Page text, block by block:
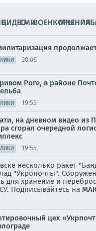
ВИДЕОСМИВОЕНКОРЫМНЕНИЯ
20:06
Роге, в районе
19:55
на дневном видео из
сгорал очередной
19:55
несколько ракет
"Укропочты".
для хранение и
Подписывайтесь на
цех